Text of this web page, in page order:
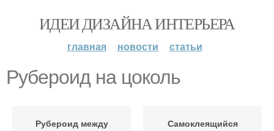
ИДЕИ ДИЗАЙНА ИНТЕРЬЕРА
главная новости статьи
Рубероид на цоколь
Рубероид между
Самоклеящийся